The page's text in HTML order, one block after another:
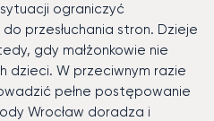
ograniczyć
przesłuchania stron. Dzieje
gdy małżonkowie nie
dzieci. W przeciwnym razie
pełne postępowanie
Wrocław doradza i